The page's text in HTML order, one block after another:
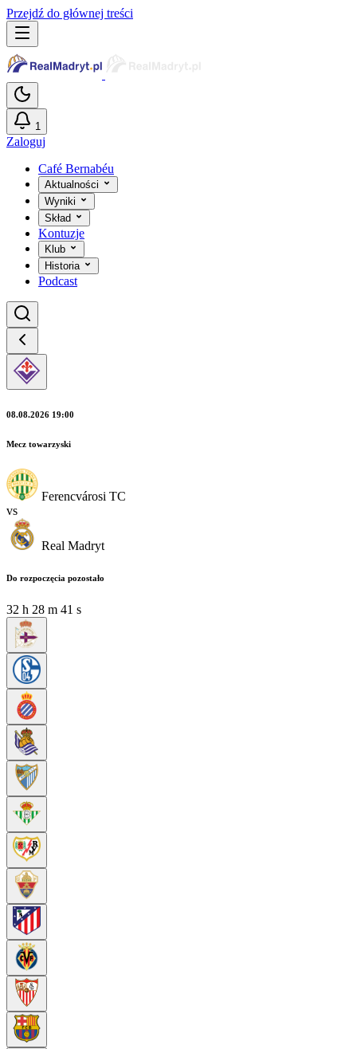
Przejdź do głównej treści
1
Zaloguj
Café Bernabéu
Aktualności
Wyniki
Skład
Kontuzje
Klub
Historia
Podcast
08.08.2026 19:00
Mecz towarzyski
Ferencvárosi TC
vs
Real Madryt
Do rozpoczęcia pozostało
32 h 28 m 39 s